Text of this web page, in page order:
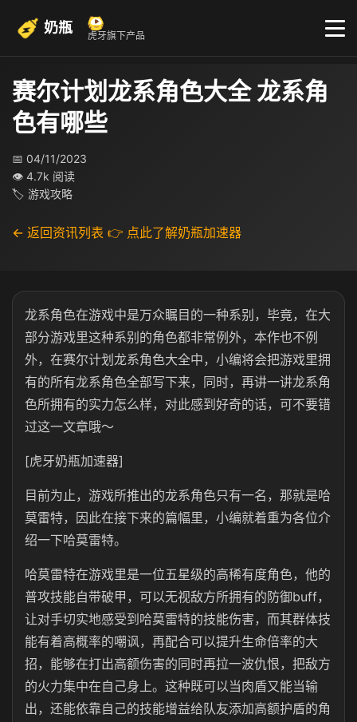
奶瓶 虎牙旗下产品
赛尔计划龙系角色大全 龙系角
色有哪些
📅 04/11/2023
👁 4.7k 阅读
🏷 游戏攻略
← 返回资讯列表 👉 点此了解奶瓶加速器
龙系角色在游戏中是万众瞩目的一种系别，毕竟，在大
部分游戏里这种系别的角色都非常例外，本作也不例
外，在赛尔计划龙系角色大全中，小编将会把游戏里拥
有的所有龙系角色全部写下来，同时，再讲一讲龙系角
色所拥有的实力怎么样，对此感到好奇的话，可不要错
过这一文章哦～
[虎牙奶瓶加速器]
目前为止，游戏所推出的龙系角色只有一名，那就是哈
莫雷特，因此在接下来的篇幅里，小编就着重为各位介
绍一下哈莫雷特。
哈莫雷特在游戏里是一位五星级的高稀有度角色，他的
普攻技能自带破甲，可以无视敌方所拥有的防御buff，
让对手切实地感受到哈莫雷特的技能伤害，而其群体技
能有着高概率的嘲讽，再配合可以提升生命倍率的大
招，能够在打出高额伤害的同时再拉一波仇恨，把敌方
的火力集中在自己身上。这种既可以当肉盾又能当输
出，还能依靠自己的技能增益给队友添加高额护盾的角